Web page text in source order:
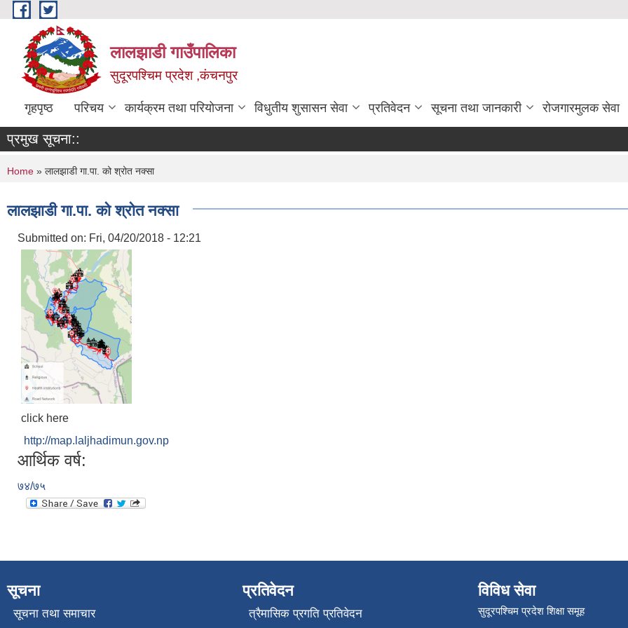
Skip to main content
लालझाडी गाउँपालिका
सुदूरपश्चिम प्रदेश ,कंचनपुर
गृहपृष्ठ परिचय कार्यक्रम तथा परियोजना विधुतीय शुसासन सेवा प्रतिवेदन सूचना तथा जानकारी रोजगारमुलक सेवा
प्रमुख सूचना::
You are here
Home » लालझाडी गा.पा. को श्रोत नक्सा
लालझाडी गा.पा. को श्रोत नक्सा
Submitted on: Fri, 04/20/2018 - 12:21
click here
http://map.laljhadimun.gov.np
आर्थिक वर्ष:
७४/७५
सूचना
सूचना तथा समाचार
प्रतिवेदन
त्रैमासिक प्रगति प्रतिवेदन
विविध सेवा
सुदूरपश्चिम प्रदेश शिक्षा समूह